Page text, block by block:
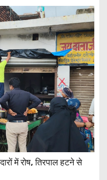
में रोष, तिरपाल हटने से